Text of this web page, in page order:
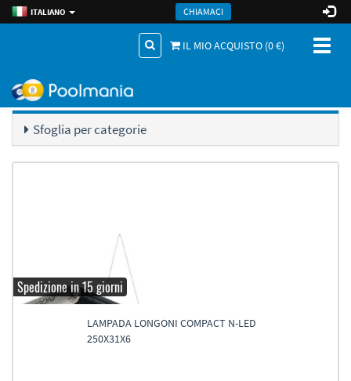
ITALIANO CHIAMACI
IL MIO ACQUISTO (0€)
Accessori Tavoli
Sfoglia per categorie
Spedizione in 15 giorni
LAMPADA LONGONI COMPACT N-LED
250X31X6